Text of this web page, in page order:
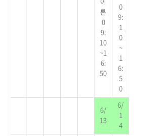
론
0
9:
10
~1
6:
50
0
9:
1
0
~
1
6:
5
0
6/
13
6/
1
4